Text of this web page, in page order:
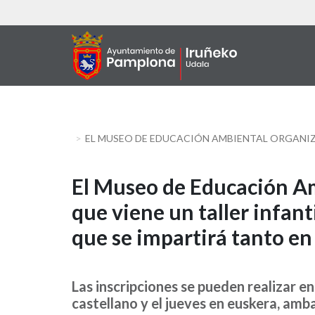
to
El
Museo
de
Educación
Ambiental
El Museo de Educación
que viene un taller
que se impartirá tanto
Las inscripciones se pueden realizar
castellano y el jueves en euskera,